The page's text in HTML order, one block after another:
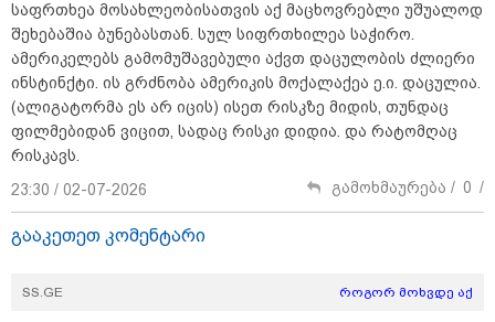
19:30 / 06-08-2026
გიგა ავალიანის საქმეზე ნია
იმნაძეს და ანასტასია
ბერუაშვილს ბრალდება
წარუდგინეს
15:54 / 06-08-2026
"ბრალი არის აბურდული -
სამწუხაროა, რომ სრულიად
ბერუაშვილის ადვოკატი
საფრთხეა მოსახლეობისათვის აქ მაცხოვრებლი უშუალოდ
შეხებაშია ბუნებასთან. სულ სიფრთხილეა საჭირო.
ამერიკელებს გამომუშავებული აქვთ დაცულობის ძლიერი
ინსტინქტი. ის გრძნობა ამერიკის მოქალაქეა ე.ი. დაცულია.
(ალიგატორმა ეს არ იცის) ისეთ რისკზე მიდის, თუნდაც
ფილმებიდან ვიცით, სადაც რისკი დიდია. და რატომღაც
რისკავს.
23:30 / 02-07-2026
გამოხმაურება / 0 /
გააკეთეთ კომენტარი
SS.GE როგორ მოხვდე აქ